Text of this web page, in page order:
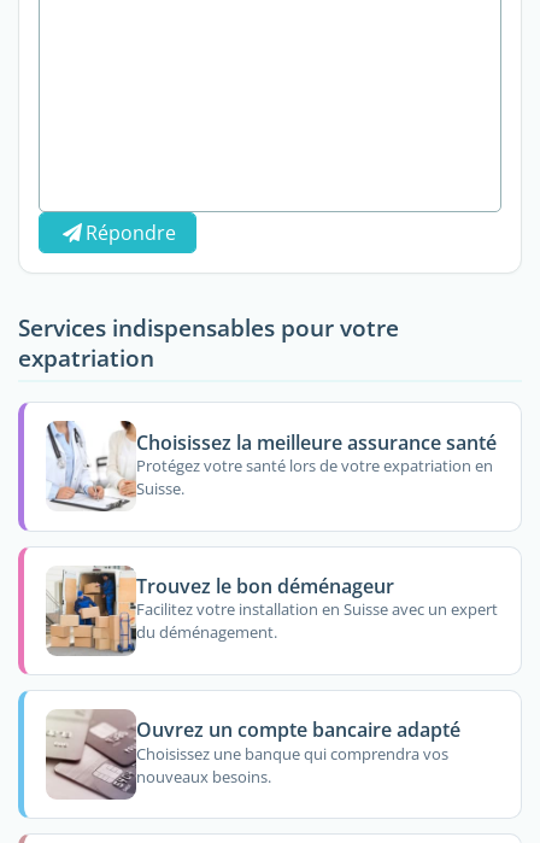
Répondre
Services indispensables pour votre
expatriation
Choisissez la meilleure assurance santé
Protégez votre santé lors de votre expatriation en
Suisse.
Trouvez le bon déménageur
Facilitez votre installation en Suisse avec un expert
du déménagement.
Ouvrez un compte bancaire adapté
Choisissez une banque qui comprendra vos
nouveaux besoins.